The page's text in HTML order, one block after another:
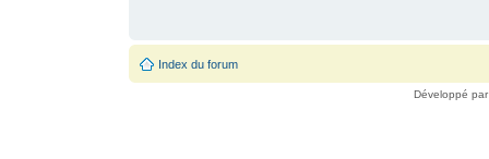
Index du forum
Développé